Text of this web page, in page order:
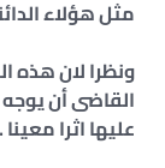
مثل هؤلاء
ونظرا لان هذه
القاضى أن
عليها اثرا معينا .